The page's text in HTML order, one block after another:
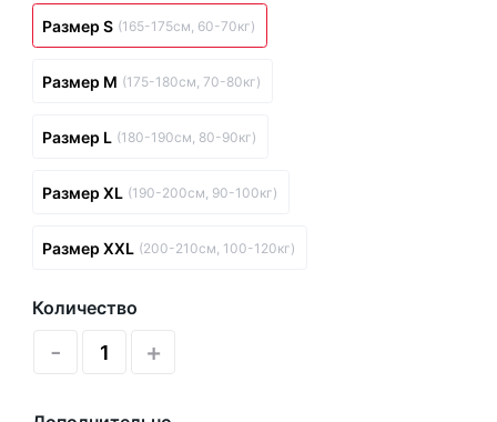
Размер S (165-175см, 60-70кг)
Размер M (175-180см, 70-80кг)
Размер L (180-190см, 80-90кг)
Размер XL (190-200см, 90-100кг)
Размер XXL (200-210см, 100-120кг)
Количество
- +